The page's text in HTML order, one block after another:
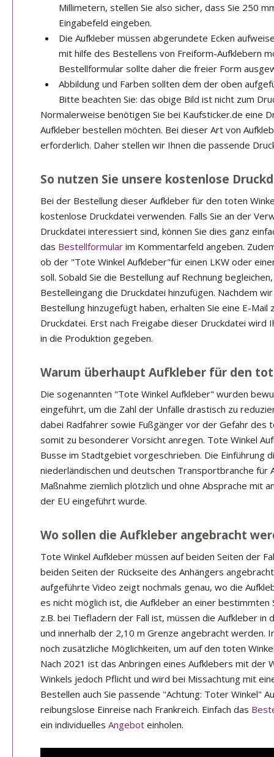
Millimetern, stellen Sie also sicher, dass Sie 250
Eingabefeld eingeben.
Die Aufkleber müssen abgerundete Ecken
mit hilfe des Bestellens von Freiform-Aufklebern
Bestellformular sollte daher die freier Form
Abbildung und Farben sollten dem der oben
Bitte beachten Sie: das obige Bild ist nicht zum
Normalerweise benötigen Sie bei Kaufsticker.de eine
Aufkleber bestellen möchten. Bei dieser Art von
erforderlich. Daher stellen wir Ihnen die passende
So nutzen Sie unsere kostenlose
Bei der Bestellung dieser Aufkleber für den toten
kostenlose Druckdatei verwenden. Falls Sie an der
Druckdatei interessiert sind, können Sie dies ganz
das Bestellformular im Kommentarfeld angeben.
ob der "Tote Winkel Aufkleber"für einen LKW oder
soll. Sobald Sie die Bestellung auf Rechnung
Bestelleingang die Druckdatei hinzufügen. Nachdem
Bestellung hinzugefügt haben, erhalten Sie eine E-Mail
Druckdatei. Erst nach Freigabe dieser Druckdatei wird
in die Produktion gegeben.
Warum überhaupt Aufkleber für den
Die sogenannten "Tote Winkel Aufkleber" wurden
eingeführt, um die Zahl der Unfälle drastisch zu
dabei Radfahrer sowie Fußgänger vor der Gefahr des
somit zu besonderer Vorsicht anregen. Tote Winkel
Busse im Stadtgebiet vorgeschrieben. Die Einführung
niederländischen und deutschen Transportbranche für
Maßnahme ziemlich plötzlich und ohne Absprache mit
der EU eingeführt wurde.
Wo sollen die Aufkleber angebracht
Tote Winkel Aufkleber müssen auf beiden Seiten der
beiden Seiten der Rückseite des Anhängers
aufgeführte Video zeigt nochmals genau, wo die
es nicht möglich ist, die Aufkleber an einer bestimmten
z.B. bei Tiefladern der Fall ist, müssen die Aufkleber in
und innerhalb der 2,10 m Grenze angebracht werden.
noch zusätzliche Möglichkeiten, um auf den toten
Nach 2021 ist das Anbringen eines Aufklebers mit der
Winkels jedoch Pflicht und wird bei Missachtung mit
Bestellen auch Sie passende "Achtung: Toter Winkel"
reibungslose Einreise nach Frankreich. Einfach das
ein individuelles Angebot einholen.